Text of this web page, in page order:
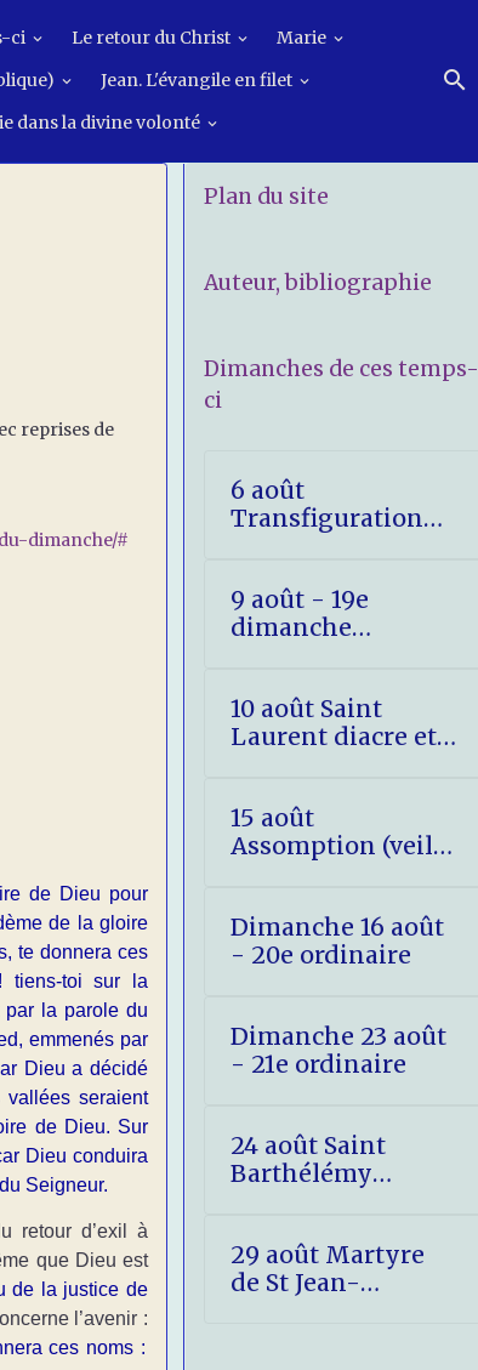
ci Le retour du Christ
Marie
Jean. L'évangile en filet
dans la divine volonté
reprises de
dimanche/#
de Dieu pour
de la gloire
te donnera ces
! tiens-toi sur la
par la parole du
emmenés par
Dieu a décidé
seraient
de Dieu. Sur
Dieu conduira
Seigneur.
retour d’exil à
que Dieu est
de la justice de
l’avenir :
ces noms :
Plan du site
Auteur, bibliographie
Dimanches de ces temps-
ci
6 août
Transfiguration
9 août - 19e
dimanche
10 août Saint
Laurent diacre et
15 août
Assomption (veille
Dimanche 16 août
- 20e ordinaire
Dimanche 23 août
- 21e ordinaire
24 août Saint
Barthélémy
29 août Martyre
de St Jean-